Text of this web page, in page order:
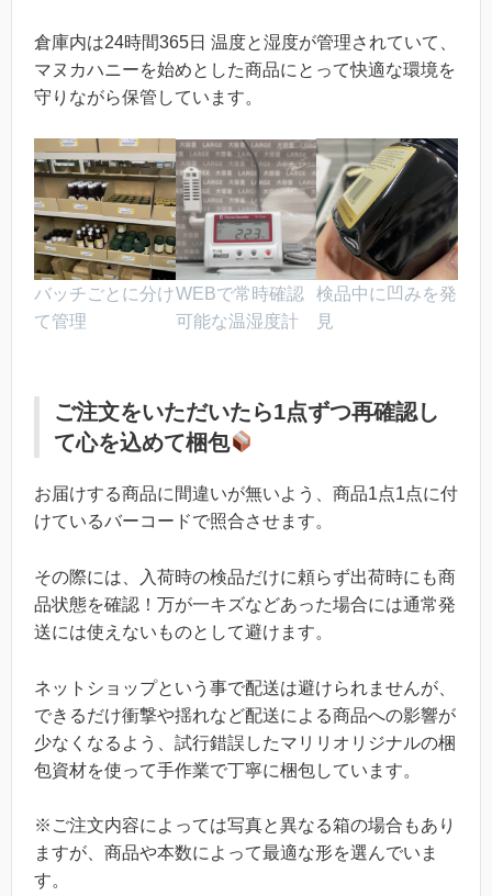
倉庫内は24時間365日 温度と湿度が管理されていて、
マヌカハニーを始めとした商品にとって快適な環境を
守りながら保管しています。
バッチごとに分け
て管理
WEBで常時確認
可能な温湿度計
検品中に凹みを発
見
ご注文をいただいたら1点ずつ再確認し
て心を込めて梱包
お届けする商品に間違いが無いよう、商品1点1点に付
けているバーコードで照合させます。
その際には、入荷時の検品だけに頼らず出荷時にも商
品状態を確認！万が一キズなどあった場合には通常発
送には使えないものとして避けます。
ネットショップという事で配送は避けられませんが、
できるだけ衝撃や揺れなど配送による商品への影響が
少なくなるよう、試行錯誤したマリリオリジナルの梱
包資材を使って手作業で丁寧に梱包しています。
※ご注文内容によっては写真と異なる箱の場合もあり
ますが、商品や本数によって最適な形を選んでいま
す。